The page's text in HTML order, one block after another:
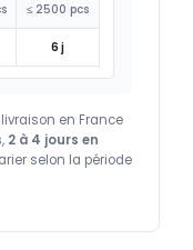
≤ 2500 pcs
6 j
en France
, 2 à 4 jours en
selon la période